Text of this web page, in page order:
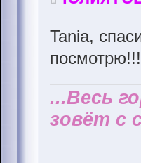
Tania,
посмотрю!!!
...Весь
зовёт с